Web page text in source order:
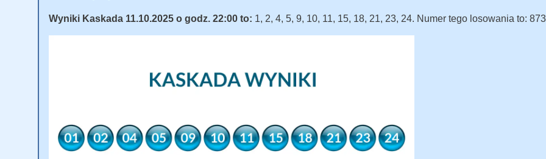
Wyniki Kaskada 11.10.2025 o godz. 22:00 to: 1, 2, 4, 5, 9, 10, 11, 15, 18, 21, 23, 24. Numer tego losowania to: